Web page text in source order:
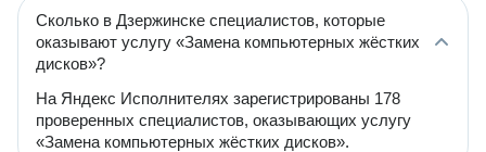
Сколько в Дзержинске специалистов, которые
оказывают услугу «Замена компьютерных жёстких
дисков»?
На Яндекс Исполнителях зарегистрированы 178
проверенных специалистов, оказывающих услугу
«Замена компьютерных жёстких дисков».